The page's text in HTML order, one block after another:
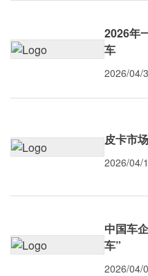
2026年
车
2026/04/
皮卡市
2026/04/
中国车
车”
2026/04/